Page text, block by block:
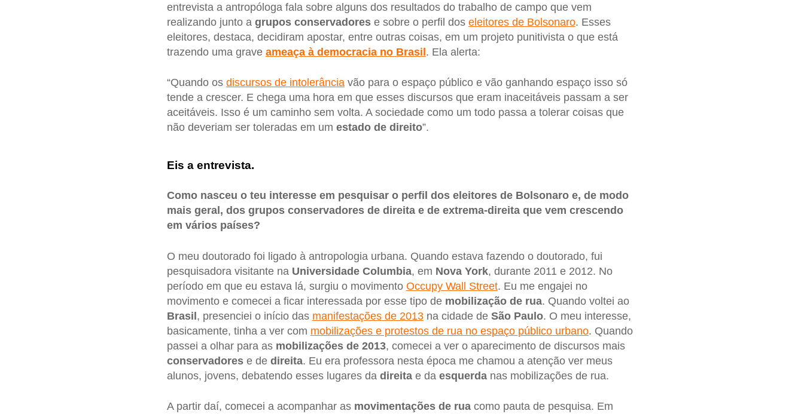
entrevista a antropóloga fala sobre alguns dos resultados do trabalho de campo que vem
realizando junto a grupos conservadorese sobre o perfil dos eleitores de Bolsonaro. Esses
eleitores, destaca, decidiram apostar, entre outras coisas, em um projeto punitivista o que está
trazendo uma grave ameaça à democracia no Brasil. Ela alerta:
“Quando os discursos de intolerânciavão para o espaço público e vão ganhando espaço isso só
tende a crescer. E chega uma hora em que esses discursos que eram inaceitáveis passam a ser
aceitáveis. Isso é um caminho sem volta. A sociedade como um todo passa a tolerar coisas que
não deveriam ser toleradas em um estado de direito”.
Eis a entrevista.
Como nasceu o teu interesse em pesquisar o perfil dos eleitores de Bolsonaro e, de modo
mais geral, dos grupos conservadores de direita e de extrema-direita que vem crescendo
em vários países?
O meu doutorado foi ligado à antropologia urbana. Quando estava fazendo o doutorado, fui
pesquisadora visitante na Universidade Columbia, em Nova York, durante 2011 e 2012. No
período em que eu estava lá, surgiu o movimento Occupy Wall Street. Eu me engajei no
movimento e comecei a ficar interessada por esse tipo de mobilização de rua. Quando voltei ao
Brasil, presenciei o início das manifestações de 2013na cidade de São Paulo. O meu interesse,
basicamente, tinha a ver com mobilizações e protestos de rua no espaço público urbano. Quando
passei a olhar para as mobilizações de 2013, comecei a ver o aparecimento de discursos mais
conservadorese de direita. Eu era professora nesta época me chamou a atenção ver meus
alunos, jovens, debatendo esses lugares da direitae da esquerdanas mobilizações de rua.
A partir daí, comecei a acompanhar as movimentações de ruacomo pauta de pesquisa. Em